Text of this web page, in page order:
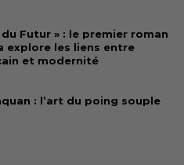
du Futur » : le premier roman
explore les liens entre
et modernité
: l’art du poing souple